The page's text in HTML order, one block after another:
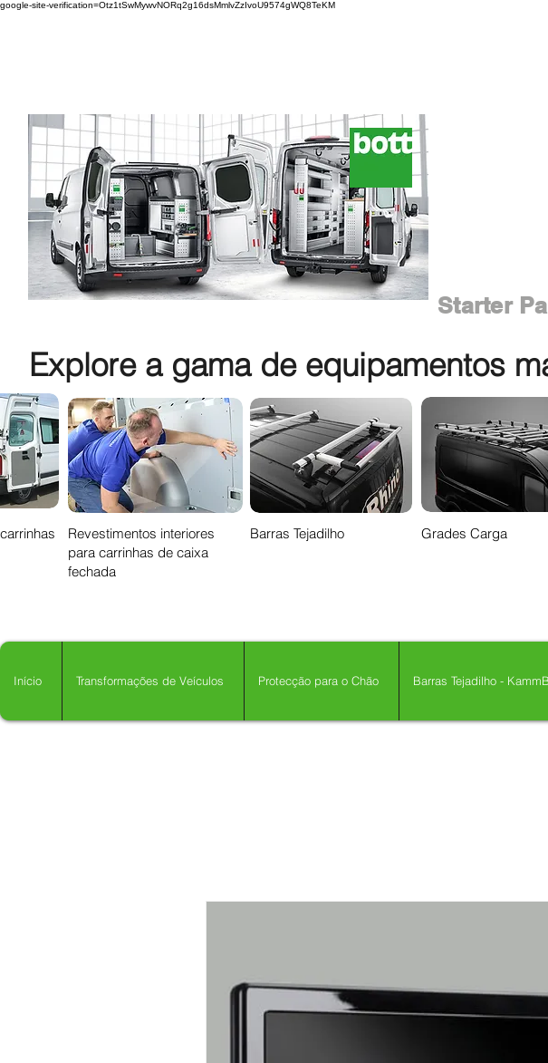
google-site-verification=Otz1tSwMywvNORq2g16dsMmlvZzIvoU9574gWQ8TeKM
Starter
Explore a gama de equipamentos
Revestimentos interiores
para carrinhas de caixa
fechada
Barras Tejadilho Grades Carga
Início Transformações de Veículos Protecção para o Chão Barras Tejadilho -